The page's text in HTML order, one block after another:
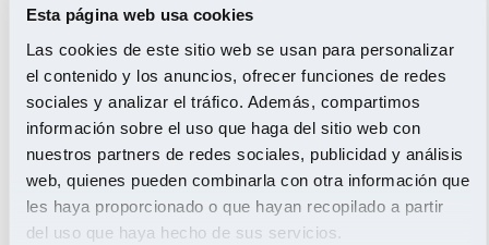
Esta página web usa cookies
Las cookies de este sitio web se usan para personalizar
el contenido y los anuncios, ofrecer funciones de redes
sociales y analizar el tráfico. Además, compartimos
información sobre el uso que haga del sitio web con
nuestros partners de redes sociales, publicidad y análisis
web, quienes pueden combinarla con otra información que
les haya proporcionado o que hayan recopilado a partir
del uso que haya hecho de sus servicios.